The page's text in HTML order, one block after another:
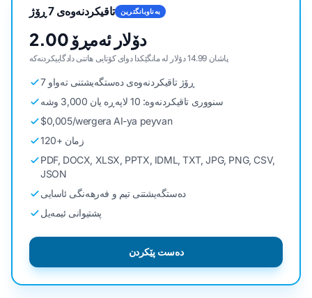
تاقیکردنەوەی 7 ڕۆژ بەناوبانگترین
2.00 دۆلار ئەمڕۆ
پاشان 14.99 دۆلار لە مانگێکدا دوای کۆتایی هاتنی دادگاییکردنەکە
7 ڕۆژ تاقیکردنەوەی دەستگەیشتنی تەواو
سنووری تاقیکردنەوە: 10 لاپەڕە یان 3,000 وشە
$0,005/wergera AI-ya peyvan
120+ زمان
PDF, DOCX, XLSX, PPTX, IDML, TXT, JPG, PNG, CSV,
JSON
دەستگەیشتنی تیم و فەرهەنگی ئاسایی
پشتیوانی ئیمەیل
دەست پێکردن